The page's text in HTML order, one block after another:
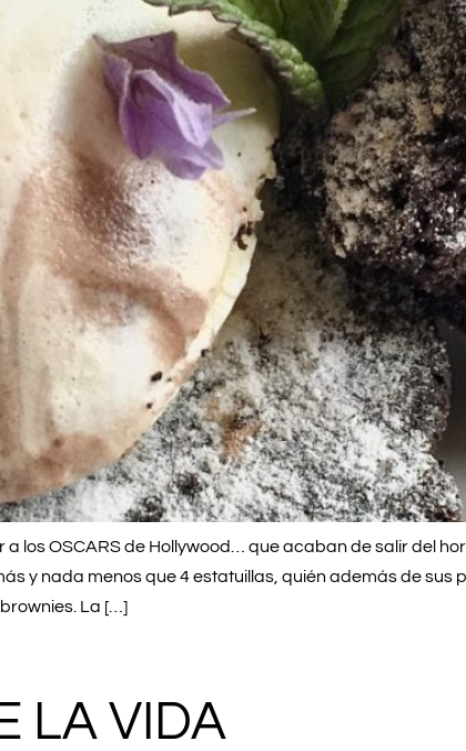
a los OSCARS de Hollywood… que acaban de salir del
y nada menos que 4 estatuillas, quién además de sus
La […]
LA VIDA